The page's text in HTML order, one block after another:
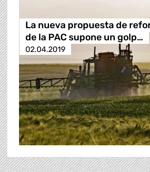
La nueva propuesta de
de la PAC supone un golp…
02.04.2019